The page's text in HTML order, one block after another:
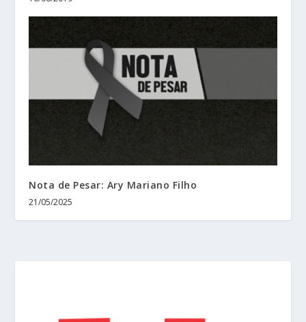
Nota de Pesar: Ary Mariano Filho
21/05/2025